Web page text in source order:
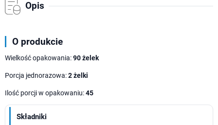
Opis
O produkcie
Wielkość opakowania:90 żelek
Porcja jednorazowa:2 żelki
Ilość porcji w opakowaniu:45
Składniki